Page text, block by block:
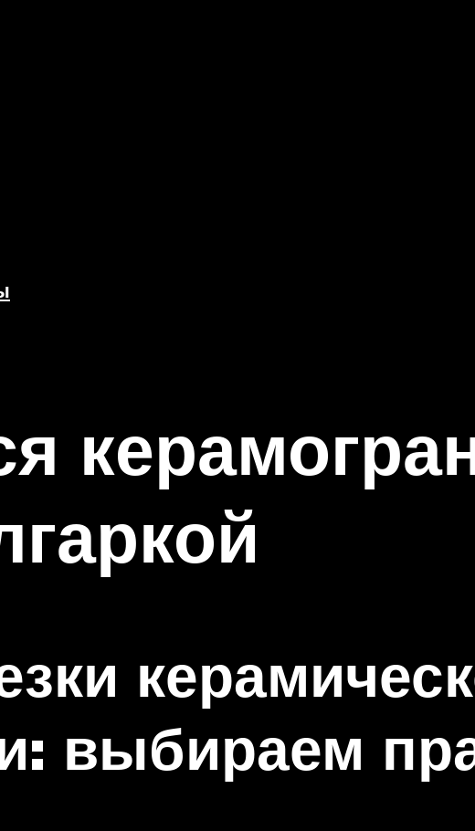
выбираем